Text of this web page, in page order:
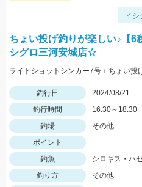
イシ
ちょい投げ釣りが楽しい♪【
シグロ三河安城店☆
釣行日
2024/08/21
釣行時間
16:30～18:30
釣場
その他
ポイント
釣魚
シロギス・ハ
釣り方
その他